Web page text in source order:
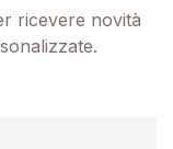
ricevere novità